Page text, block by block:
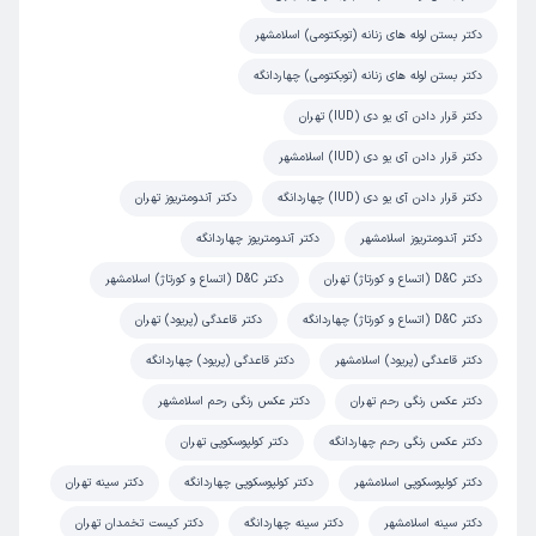
این پزشک را پیشنهاد میکنم
زمان انتظار:
عالی بود
علت مراجعه: درمان مشکلات اندومتریوز و فیبروم رحم
کاربر دکترتو
این پزشک را پیشنهاد میکنم
زمان انتظار:45-90 دقیقه
دکتر بستن لوله های زنانه (توبکتومی) اسلامشهر
دکتر بستن لوله های زنانه (توبکتومی) چهاردانگه
دکتر قرار دادن آی یو دی (IUD) تهران
دکتر قرار دادن آی یو دی (IUD) اسلامشهر
دکتر قرار دادن آی یو دی (IUD) چهاردانگه دکتر آندومتریوز تهران
دکتر آندومتریوز اسلامشهر دکتر آندومتریوز چهاردانگه
دکتر D&C (اتساع و کورتاژ) تهران دکتر D&C (اتساع و کورتاژ) اسلامشهر
دکتر D&C (اتساع و کورتاژ) چهاردانگه دکتر قاعدگی (پریود) تهران
دکتر قاعدگی (پریود) اسلامشهر دکتر قاعدگی (پریود) چهاردانگه
دکتر عکس رنگی رحم تهران دکتر عکس رنگی رحم اسلامشهر
دکتر عکس رنگی رحم چهاردانگه دکتر کولپوسکوپی تهران
دکتر کولپوسکوپی اسلامشهر دکتر کولپوسکوپی چهاردانگه دکتر سینه تهران
دکتر سینه اسلامشهر دکتر سینه چهاردانگه دکتر کیست تخمدان تهران